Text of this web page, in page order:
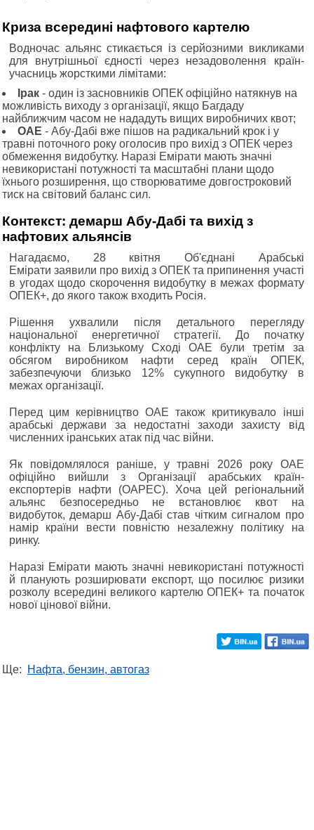
Криза всередині нафтового картелю
Водночас альянс стикається із серйозними викликами
для внутрішньої єдності через незадоволення країн-
учасниць жорсткими лімітами:
Ірак - один із засновників ОПЕК офіційно натякнув на
можливість виходу з організації, якщо Багдаду
найближчим часом не нададуть вищих виробничих квот;
ОАЕ - Абу-Дабі вже пішов на радикальний крок і у
травні поточного року оголосив про вихід з ОПЕК через
обмеження видобутку. Наразі Емірати мають значні
невикористані потужності та масштабні плани щодо
їхнього розширення, що створюватиме довгостроковий
тиск на світовий баланс сил.
Контекст: демарш Абу-Дабі та вихід з
нафтових альянсів
Нагадаємо, 28 квітня Об'єднані Арабські
Емірати заявили про вихід з ОПЕК та припинення участі
в угодах щодо скорочення видобутку в межах формату
ОПЕК+, до якого також входить Росія.
Рішення ухвалили після детального перегляду
національної енергетичної стратегії. До початку
конфлікту на Близькому Сході ОАЕ були третім за
обсягом виробником нафти серед країн ОПЕК,
забезпечуючи близько 12% сукупного видобутку в
межах організації.
Перед цим керівництво ОАЕ також критикувало інші
арабські держави за недостатні заходи захисту від
численних іранських атак під час війни.
Як повідомлялося раніше, у травні 2026 року ОАЕ
офіційно вийшли з Організації арабських країн-
експортерів нафти (OAPEC). Хоча цей регіональний
альянс безпосередньо не встановлює квот на
видобуток, демарш Абу-Дабі став чітким сигналом про
намір країни вести повністю незалежну політику на
ринку.
Наразі Емірати мають значні невикористані потужності
й планують розширювати експорт, що посилює ризики
розколу всередині великого картелю ОПЕК+ та початок
нової цінової війни.
Ще: Нафта, бензин, автогаз